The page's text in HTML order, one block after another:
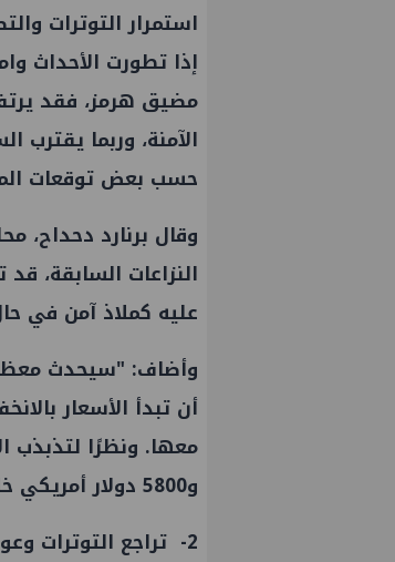
استمرار التوترات
إذا تطورت الأحداث
مضيق هرمز، فقد
حسب بعض توقعات
وقال برنارد دحداح،
عليه كملاذ آمن في
وأضاف: "سيحدث معظم
أن تبدأ الأسعار
و5800 دولار أمريكي خلال أي الأسبوعين التاليين لبدء هجوم."
2- تراجع التوترات وعودة الدبلوماسية: